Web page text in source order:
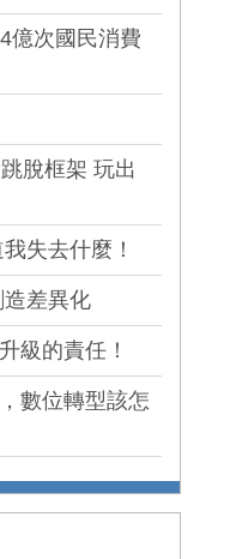
億次國民消費
脫框架 玩出
失去什麼！
差異化
級的責任！
數位轉型該怎